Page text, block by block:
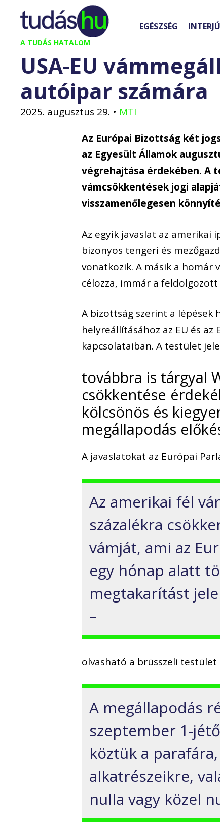
Kilépés
tartalomba
A TUDÁS HATALOM
EGÉSZSÉG INTERJÚ
USA-EU
autóipar számára
2025. augusztus 29. • MTI
Az Európai Bizottság két
az Egyesült Államok
végrehajtása érdekében. A
vámcsökkentések jogi
visszamenőlegesen
Az egyik javaslat az
bizonyos tengeri és
vonatkozik. A másik a homár
célozza, immár a
A bizottság szerint a lépések
helyreállításához az EU és
kapcsolataiban. A testület
továbbra is tárgyal
csökkentése
kölcsönös és
megállapodás
A javaslatokat az Európai
Az amerikai fél
százalékra
vámját, ami az
egy hónap alatt
megtakarítást
–
olvasható a brüsszeli
A megállapodás
szeptember 1-
köztük a
alkatrészeikre,
nulla vagy közel